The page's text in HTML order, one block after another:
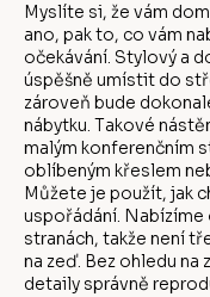
Myslíte si, že vám
ano, pak to, co vám
očekávání. Stylový a
úspěšně umístit do
zároveň bude
nábytku. Takové
malým konferenčním
oblíbeným křeslem
Můžete je použít, jak
uspořádání. Nabízíme
stranách, takže není
na zeď. Bez ohledu
detaily správně